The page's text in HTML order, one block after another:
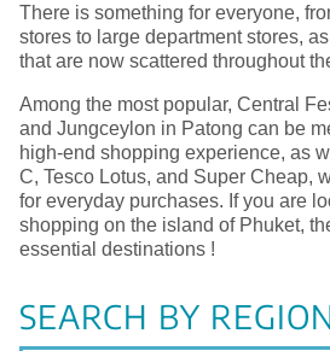
There is something for everyone,
stores to large department stores,
that are now scattered throughout
Among the most popular, Central
and Jungceylon in Patong can be
high-end shopping experience, as
C, Tesco Lotus, and Super Cheap,
for everyday purchases. If you are
shopping on the island of Phuket,
essential destinations !
SEARCH BY